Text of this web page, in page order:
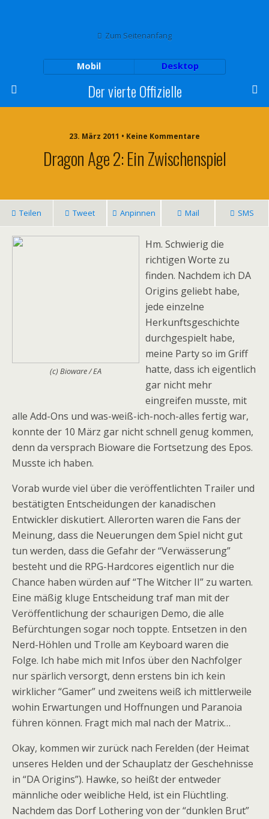
Zum Seitenanfang
Mobil Desktop
Der vierte Offizielle
23. März 2011 • Keine Kommentare
Dragon Age 2: Ein Zwischenspiel
Teilen Tweet Anpinnen Mail SMS
(c) Bioware / EA
Hm. Schwierig die
richtigen Worte zu
finden. Nachdem ich DA
Origins geliebt habe,
jede einzelne
Herkunftsgeschichte
durchgespielt habe,
meine Party so im Griff
hatte, dass ich eigentlich
gar nicht mehr
eingreifen musste, mit
alle Add-Ons und was-weiß-ich-noch-alles fertig war,
konnte der 10 März gar nicht schnell genug kommen,
denn da versprach Bioware die Fortsetzung des Epos.
Musste ich haben.
Vorab wurde viel über die veröffentlichten Trailer und
bestätigten Entscheidungen der kanadischen
Entwickler diskutiert. Allerorten waren die Fans der
Meinung, dass die Neuerungen dem Spiel nicht gut
tun werden, dass die Gefahr der “Verwässerung”
besteht und die RPG-Hardcores eigentlich nur die
Chance haben würden auf “The Witcher II” zu warten.
Eine mäßig kluge Entscheidung traf man mit der
Veröffentlichung der schaurigen Demo, die alle
Befürchtungen sogar noch toppte. Entsetzen in den
Nerd-Höhlen und Trolle am Keyboard waren die
Folge. Ich habe mich mit Infos über den Nachfolger
nur spärlich versorgt, denn erstens bin ich kein
wirklicher “Gamer” und zweitens weiß ich mittlerweile
wohin Erwartungen und Hoffnungen und Paranoia
führen können. Fragt mich mal nach der Matrix…
Okay, kommen wir zurück nach Ferelden (der Heimat
unseres Helden und der Schauplatz der Geschehnisse
in “DA Origins”). Hawke, so heißt der entweder
männliche oder weibliche Held, ist ein Flüchtling.
Nachdem das Dorf Lothering von der “dunklen Brut”